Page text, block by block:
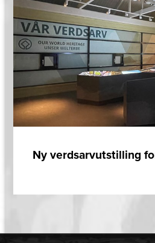
Ny verdsarvutstilling